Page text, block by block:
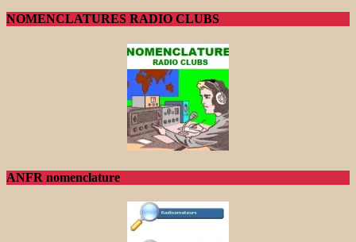
NOMENCLATURES RADIO CLUBS
ANFR nomenclature